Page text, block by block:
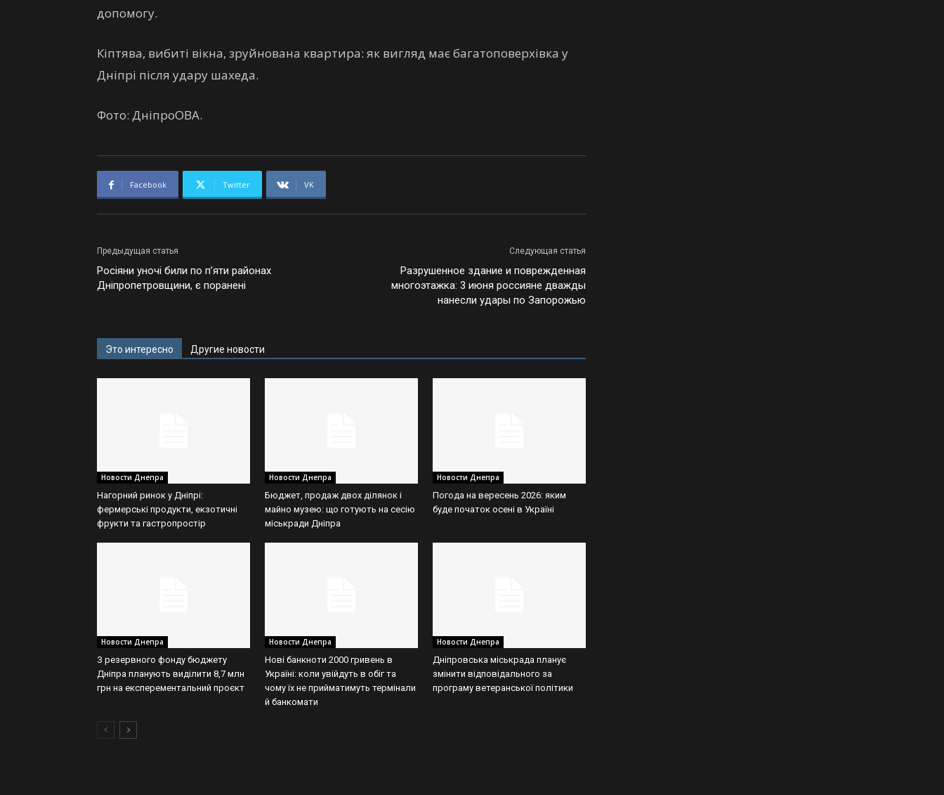
допомогу.
Кіптява, вибиті вікна, зруйнована квартира: як вигляд має багатоповерхівка у
Дніпрі після удару шахеда.
Фото: ДніпроОВА.
Facebook Twitter VK
Предыдущая статья
Росіяни уночі били по п’яти районах
Дніпропетровщини, є поранені
Следующая статья
Разрушенное здание и поврежденная
многоэтажка: 3 июня россияне дважды
нанесли удары по Запорожью
Это интересно Другие новости
Новости Днепра
Нагорний ринок у Дніпрі:
фермерські продукти, екзотичні
фрукти та гастропростір
Новости Днепра
Бюджет, продаж двох ділянок і
майно музею: що готують на сесію
міськради Дніпра
Новости Днепра
Погода на вересень 2026: яким
буде початок осені в Україні
Новости Днепра
З резервного фонду бюджету
Дніпра планують виділити 8,7 млн
грн на експерементальний проєкт
Новости Днепра
Нові банкноти 2000 гривень в
Україні: коли увійдуть в обіг та
чому їх не прийматимуть термінали
й банкомати
Новости Днепра
Дніпровська міськрада планує
змінити відповідального за
програму ветеранської політики